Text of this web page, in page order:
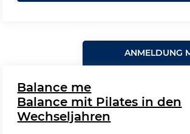
ANMELDUNG
Balance me
Balance mit Pilates in den
Wechseljahren